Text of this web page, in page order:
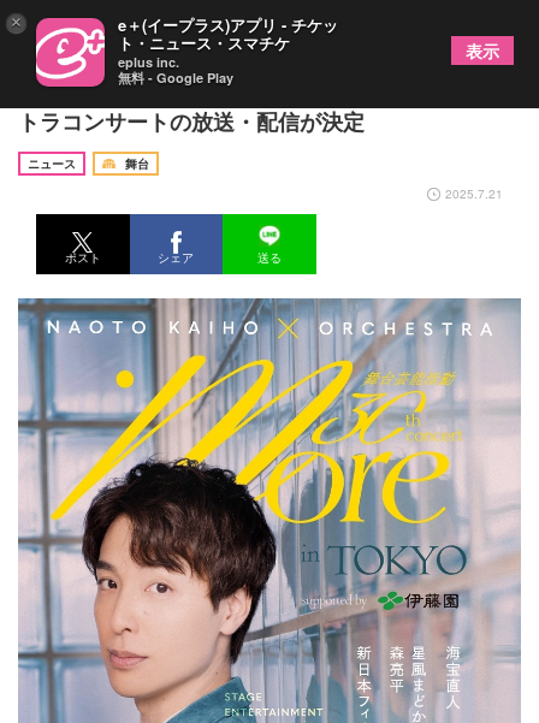
海宝直人、舞台デビュー30周年を記念したオーケス
トラコンサートの放送・配信が決定
ニュース
舞台
2025.7.21
ポスト シェア 送る
× e＋(イープラス)アプリ - チケッ
ト・ニュース・スマチケ
eplus inc.
無料 - Google Play
表示